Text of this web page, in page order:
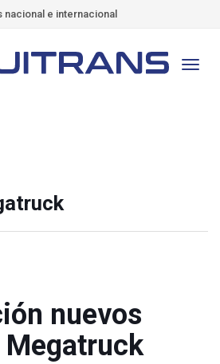
e internacional
nuevos